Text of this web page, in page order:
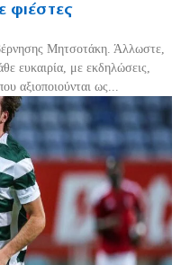
φιέστες
Μητσοτάκη. Άλλωστε,
ευκαιρία, με εκδηλώσεις,
αξιοποιούνται ως...